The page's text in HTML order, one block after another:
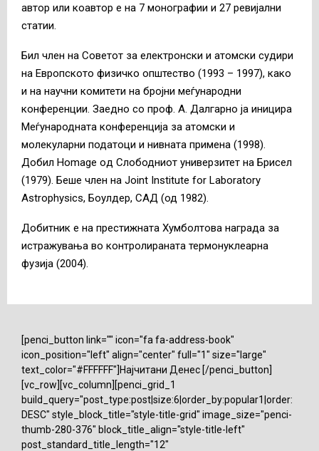
автор или коавтор е на 7 монографии и 27 ревијални
статии.
Бил член на Советот за електронски и атомски судири
на Европското физичко општество (1993 – 1997), како
и на научни комитети на бројни меѓународни
конференции. Заедно со проф. А. Далгарно ја иницира
Меѓународната конференција за атомски и
молекуларни податоци и нивната примена (1998).
Добил Homage oд Слободниот универзитет на Брисел
(1979). Беше член на Joint Institute for Laboratory
Astrophysics, Боулдер, САД (од 1982).
Добитник е на престижната Хумболтова награда за
истражувања во контролираната термонуклеарна
фузија (2004).
[penci_button link="" icon="fa fa-address-book"
icon_position="left" align="center" full="1" size="large"
text_color="#FFFFFF"]Најчитани Денес [/penci_button]
[vc_row][vc_column][penci_grid_1
build_query="post_type:post|size:6|order_by:popular1|order:
DESC" style_block_title="style-title-grid" image_size="penci-
thumb-280-376" block_title_align="style-title-left"
post_standard_title_length="12"